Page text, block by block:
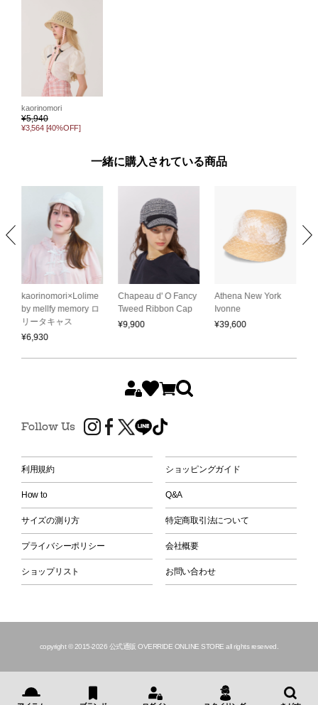
kaorinomori
¥5,940
¥3,564 [40%OFF]
一緒に購入されている商品
kaorinomori×Lolime
by mellfy memory ロ
リータキャス
¥6,930
Chapeau d' O Fancy
Tweed Ribbon Cap
¥9,900
Athena New York
Ivonne
¥39,600
Follow Us
利用規約 ショッピングガイド
How to Q&A
サイズの測り方 特定商取引法について
プライバシーポリシー 会社概要
ショップリスト お問い合わせ
copyright © 2015-2026 公式通販 OVERRIDE ONLINE STORE all rights reserved.